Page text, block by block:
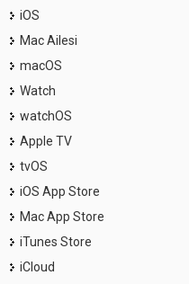
iOS
Mac Ailesi
macOS
Watch
watchOS
Apple TV
tvOS
iOS App Store
Mac App Store
iTunes Store
iCloud